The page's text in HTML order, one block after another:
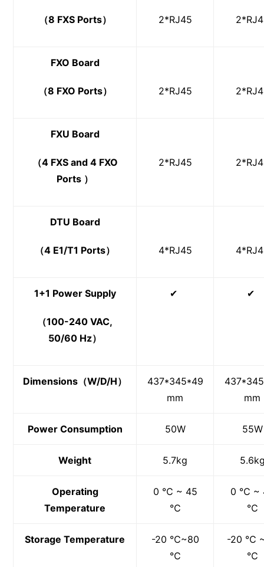
（8 FXS Ports） 2*RJ45
FXO Board
（8 FXO Ports） 2*RJ45
FXU Board
（4 FXS and 4 FXO
Ports ）
2*RJ45
DTU Board
（4 E1/T1 Ports） 4*RJ45
1+1 Power Supply
（100-240 VAC,
50/60 Hz）
✔ ✔
Dimensions（W/D/H）
437*345*49
mm
mm
Power Consumption 50W 55W
Weight 5.7kg
Operating
Temperature
0 ℃ ~ 45
℃
0 ℃ ~
℃
Storage Temperature
-20 ℃~80
℃
-20 ℃
℃